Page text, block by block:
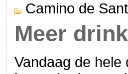
Camino de
Meer
Vandaag de hele